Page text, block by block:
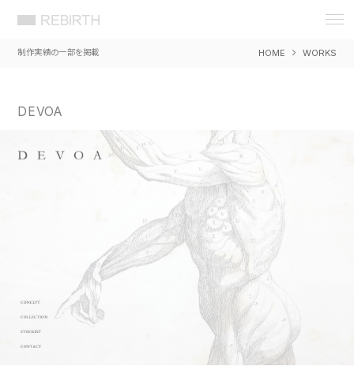
DESIGN ホームページ HP アプリ
制作実績の一部を掲載 HOME WORKS
DEVOA